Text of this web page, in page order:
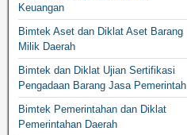
Keuangan
Bimtek Aset dan Diklat Aset Barang
Milik Daerah
Bimtek dan Diklat Ujian Sertifikasi
Pengadaan Barang Jasa Pemerintah
Bimtek Pemerintahan dan Diklat
Pemerintahan Daerah